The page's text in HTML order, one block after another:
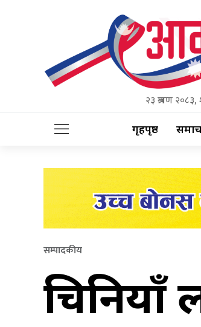
२३ श्रावण
गृहपृष्ठ
सम्पादकीय
चिनियाँ